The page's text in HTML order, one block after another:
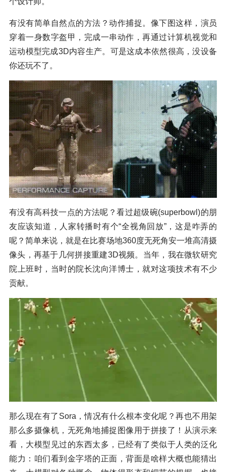
有没有简单自然点的方法？动作捕捉。像下图这样，演员
穿着一身数字盔甲，完成一串动作，再通过计算机视觉和
运动模型完成3D内容生产。可是这成本依然很高，没设备
你还玩不了。
有没有高科技一点的方法呢？看过超级碗(superbowl)的朋
友应该知道，人家转播时有个“全视角回放”，这是咋弄的
呢？简单来说，就是在比赛场地360度无死角安一堆高清摄
像头，再基于几何拼接重建3D视频。当年，我在微软研究
院上班时，当时的院长沈向洋博士，就对这项技术有不少
贡献。
那么现在有了Sora，情况有什么根本变化呢？再也不用架
那么多摄像机，无死角地捕捉图像用于拼接了！从演示来
看，大模型见过的东西太多，已经有了类似于人类的泛化
能力：咱们看到金字塔的正面，背面是啥样大概也能猜出